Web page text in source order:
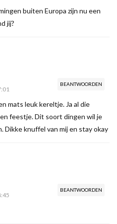
buiten Europa zijn nu een
jij?
BEANTWOORDEN
mats leuk kereltje. Ja al die
feestje. Dit soort dingen wil je
Dikke knuffel van mij en stay okay
BEANTWOORDEN